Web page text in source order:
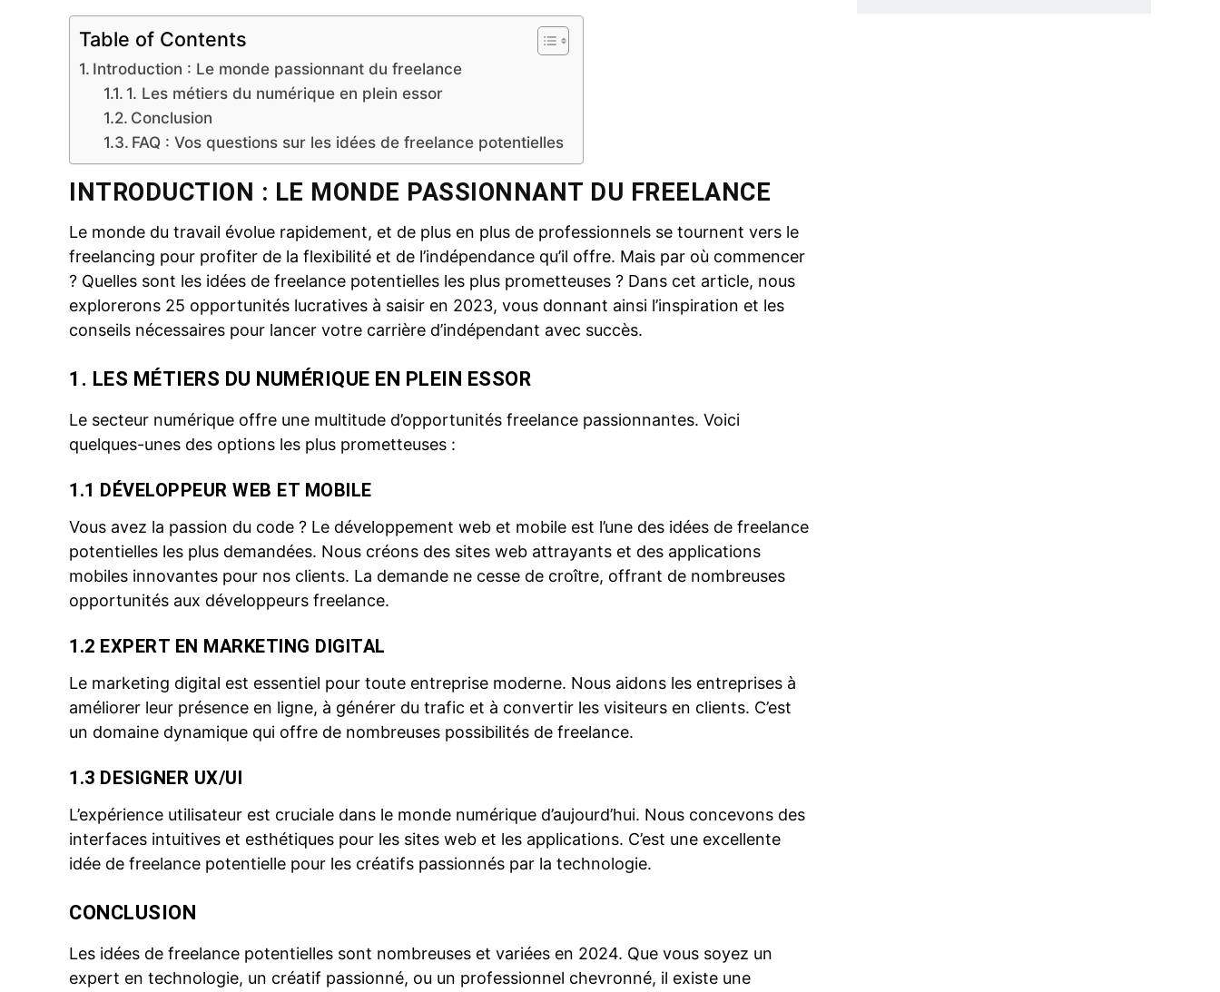
Table of Contents
Introduction : Le monde passionnant du freelance
1. Les métiers du numérique en plein essor
Conclusion
FAQ : Vos questions sur les idées de freelance potentielles
INTRODUCTION : LE MONDE PASSIONNANT DU FREELANCE
Le monde du travail évolue rapidement, et de plus en plus de professionnels se tournent vers le
freelancing pour profiter de la flexibilité et de l’indépendance qu’il offre. Mais par où commencer
? Quelles sont les idées de freelance potentielles les plus prometteuses ? Dans cet article, nous
explorerons 25 opportunités lucratives à saisir en 2023, vous donnant ainsi l’inspiration et les
conseils nécessaires pour lancer votre carrière d’indépendant avec succès.
1. LES MÉTIERS DU NUMÉRIQUE EN PLEIN ESSOR
Le secteur numérique offre une multitude d’opportunités freelance passionnantes. Voici
quelques-unes des options les plus prometteuses :
1.1 DÉVELOPPEUR WEB ET MOBILE
Vous avez la passion du code ? Le développement web et mobile est l’une des idées de freelance
potentielles les plus demandées. Nous créons des sites web attrayants et des applications
mobiles innovantes pour nos clients. La demande ne cesse de croître, offrant de nombreuses
opportunités aux développeurs freelance.
1.2 EXPERT EN MARKETING DIGITAL
Le marketing digital est essentiel pour toute entreprise moderne. Nous aidons les entreprises à
améliorer leur présence en ligne, à générer du trafic et à convertir les visiteurs en clients. C’est
un domaine dynamique qui offre de nombreuses possibilités de freelance.
1.3 DESIGNER UX/UI
L’expérience utilisateur est cruciale dans le monde numérique d’aujourd’hui. Nous concevons des
interfaces intuitives et esthétiques pour les sites web et les applications. C’est une excellente
idée de freelance potentielle pour les créatifs passionnés par la technologie.
CONCLUSION
Les idées de freelance potentielles sont nombreuses et variées en 2024. Que vous soyez un
expert en technologie, un créatif passionné, ou un professionnel chevronné, il existe une